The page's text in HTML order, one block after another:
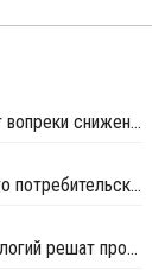
Мировые котировки ПВХ растут вопреки снижению цен в Китае
Мировой рынок переработанного потребительского пластика к 2033 году вырастет в два раза
BASF: только комбинации технологий решат проблему переработки инженерных пластиков